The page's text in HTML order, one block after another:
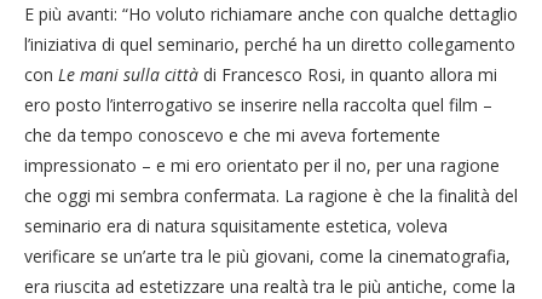
E più avanti: “Ho voluto richiamare anche con qualche dettaglio
l’iniziativa di quel seminario, perché ha un diretto collegamento
con Le mani sulla città di Francesco Rosi, in quanto allora mi
ero posto l’interrogativo se inserire nella raccolta quel film –
che da tempo conoscevo e che mi aveva fortemente
impressionato – e mi ero orientato per il no, per una ragione
che oggi mi sembra confermata. La ragione è che la finalità del
seminario era di natura squisitamente estetica, voleva
verificare se un’arte tra le più giovani, come la cinematografia,
era riuscita ad estetizzare una realtà tra le più antiche, come la